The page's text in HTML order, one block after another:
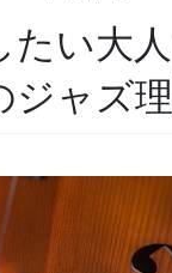
たい大
ャズ